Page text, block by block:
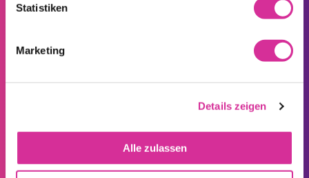
Statistiken
Marketing
Details zeigen
Alle zulassen
+32 (0) 87 49 00 36
Ich habe die wichtigenInformationengelesen und